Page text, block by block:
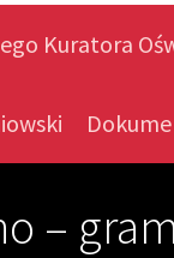
Kuratora
–